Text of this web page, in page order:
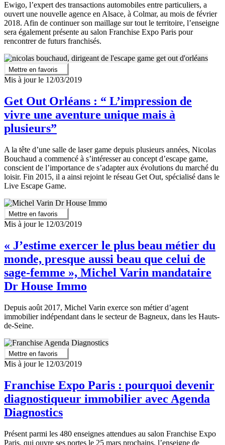
Ewigo, l’expert des transactions automobiles entre particuliers, a
ouvert une nouvelle agence en Alsace, à Colmar, au mois de février
2018. Afin de continuer son maillage sur tout le territoire, l’enseigne
sera également présente au salon Franchise Expo Paris pour
rencontrer de futurs franchisés.
Mettre en favoris
Mis à jour le 12/03/2019
Get Out Orléans : “ L’impression de
vivre une aventure unique mais à
plusieurs”
A la tête d’une salle de laser game depuis plusieurs années, Nicolas
Bouchaud a commencé à s’intéresser au concept d’escape game,
conscient de l’importance de s’adapter aux évolutions du marché du
loisir. Fin 2015, il a ainsi rejoint le réseau Get Out, spécialisé dans le
Live Escape Game.
Mettre en favoris
Mis à jour le 12/03/2019
« J’estime exercer le plus beau métier du
monde, presque aussi beau que celui de
sage-femme », Michel Varin mandataire
Dr House Immo
Depuis août 2017, Michel Varin exerce son métier d’agent
immobilier indépendant dans le secteur de Bagneux, dans les Hauts-
de-Seine.
Mettre en favoris
Mis à jour le 12/03/2019
Franchise Expo Paris : pourquoi devenir
diagnostiqueur immobilier avec Agenda
Diagnostics
Présent parmi les 480 enseignes attendues au salon Franchise Expo
Paris, qui ouvre ses portes le 25 mars prochains, l’enseigne de